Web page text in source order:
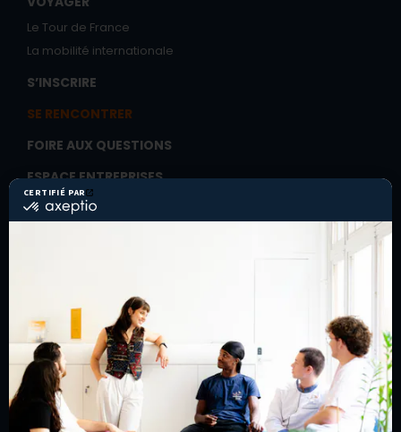
Le Tour de France
La mobilité internationale
S’INSCRIRE
SE RENCONTRER
FOIRE AUX QUESTIONS
ESPACE ENTREPRISES
Recruter un(e) alternant(e)
Former ses salariés
Entreprendre
Les Assises du compagnonnage
La Ruche
ESPACE PROFESSIONNELS DE L’ORIENTATION
ESPACE PRESSE